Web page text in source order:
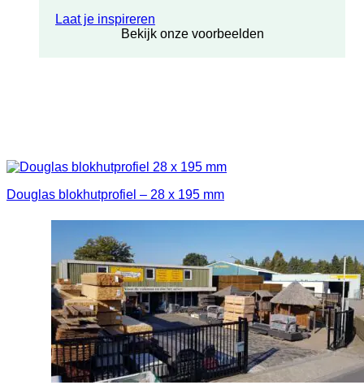
Laat je inspireren
Bekijk onze voorbeelden
Douglas blokhutprofiel – 28 x 195 mm